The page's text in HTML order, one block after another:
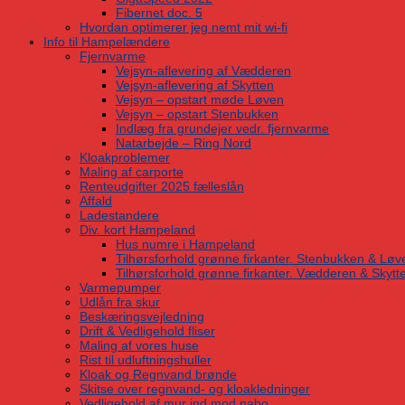
Fibernet doc. 5
Hvordan optimerer jeg nemt mit wi-fi
Info til Hampelændere
Fjernvarme
Vejsyn-aflevering af Vædderen
Vejsyn-aflevering af Skytten
Vejsyn – opstart møde Løven
Vejsyn – opstart Stenbukken
Indlæg fra grundejer vedr. fjernvarme
Natarbejde – Ring Nord
Kloakproblemer
Maling af carporte
Renteudgifter 2025 fælleslån
Affald
Ladestandere
Div. kort Hampeland
Hus numre i Hampeland
Tilhørsforhold grønne firkanter. Stenbukken &
Tilhørsforhold grønne firkanter. Vædderen &
Varmepumper
Udlån fra skur
Beskæringsvejledning
Drift & Vedligehold fliser
Maling af vores huse
Rist til udluftningshuller
Kloak og Regnvand brønde
Skitse over regnvand- og kloakledninger